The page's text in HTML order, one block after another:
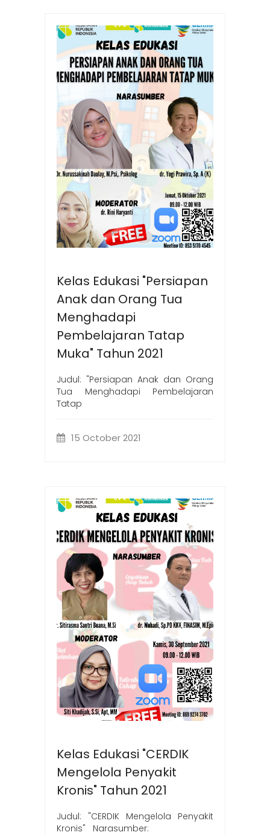
Kelas Edukasi "Persiapan
Anak dan Orang Tua
Menghadapi
Pembelajaran Tatap
Muka" Tahun 2021
Judul: "Persiapan Anak dan Orang
Tua Menghadapi Pembelajaran
Tatap
15 October 2021
Kelas Edukasi "CERDIK
Mengelola Penyakit
Kronis" Tahun 2021
Judul: "CERDIK Mengelola Penyakit
Kronis" Narasumber: